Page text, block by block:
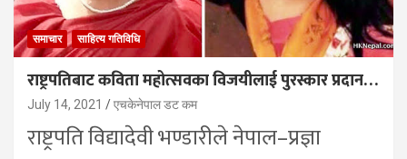
समाचार साहित्य गतिविधि
राष्ट्रपतिबाट कविता महोत्सवका विजयीलाई पुरस्कार प्रदान…
July 14, 2021 एचकेनेपाल डट कम
राष्ट्रपति विद्यादेवी भण्डारीले नेपाल–प्रज्ञा